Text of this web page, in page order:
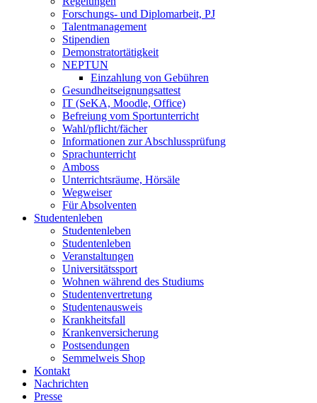
Forschungs- und Diplomarbeit, PJ
Talentmanagement
Stipendien
Demonstratortätigkeit
NEPTUN
Einzahlung von Gebühren
Gesundheitseignungsattest
IT (SeKA, Moodle, Office)
Befreiung vom Sportunterricht
Wahl/pflicht/fächer
Informationen zur Abschlussprüfung
Sprachunterricht
Amboss
Unterrichtsräume, Hörsäle
Wegweiser
Für Absolventen
Studentenleben
Studentenleben
Studentenleben
Veranstaltungen
Universitätssport
Wohnen während des Studiums
Studentenvertretung
Studentenausweis
Krankheitsfall
Krankenversicherung
Postsendungen
Semmelweis Shop
Kontakt
Nachrichten
Presse